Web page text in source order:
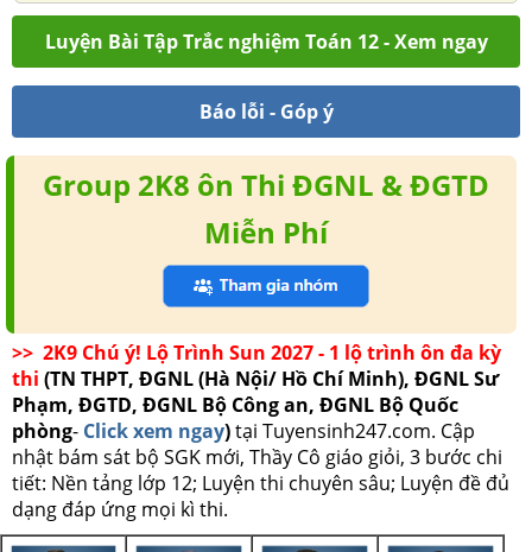
Luyện Bài Tập Trắc nghiệm Toán 12 - Xem ngay
Báo lỗi - Góp ý
Group 2K8 ôn Thi ĐGNL & ĐGTD
Miễn Phí
>> 2K9 Chú ý! Lộ Trình Sun 2027 - 1 lộ trình ôn đa kỳ
thi (TN THPT, ĐGNL (Hà Nội/ Hồ Chí Minh), ĐGNL Sư
Phạm, ĐGTD, ĐGNL Bộ Công an, ĐGNL Bộ Quốc
phòng- Click xem ngay)tại Tuyensinh247.com. Cập
nhật bám sát bộ SGK mới, Thầy Cô giáo giỏi, 3 bước chi
tiết: Nền tảng lớp 12; Luyện thi chuyên sâu; Luyện đề đủ
dạng đáp ứng mọi kì thi.